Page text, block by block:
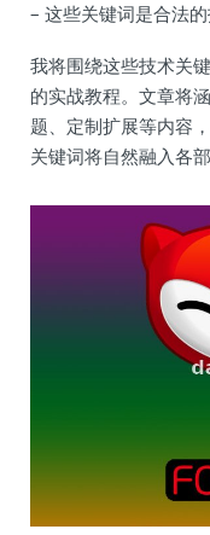
– 这些关键词是合法
我将围绕这些技术关
的实战教程。文章将
题、定制扩展等内容
关键词将自然融入各